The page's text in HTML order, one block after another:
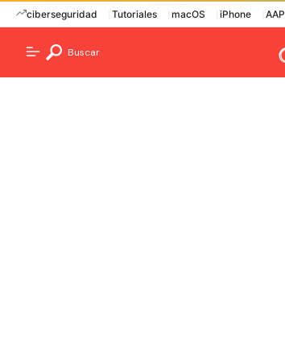
ciberseguridad Tutoriales macOS iPhone
Buscar